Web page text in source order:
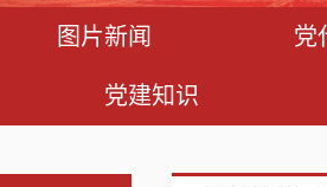
图片新闻 党
党建知识